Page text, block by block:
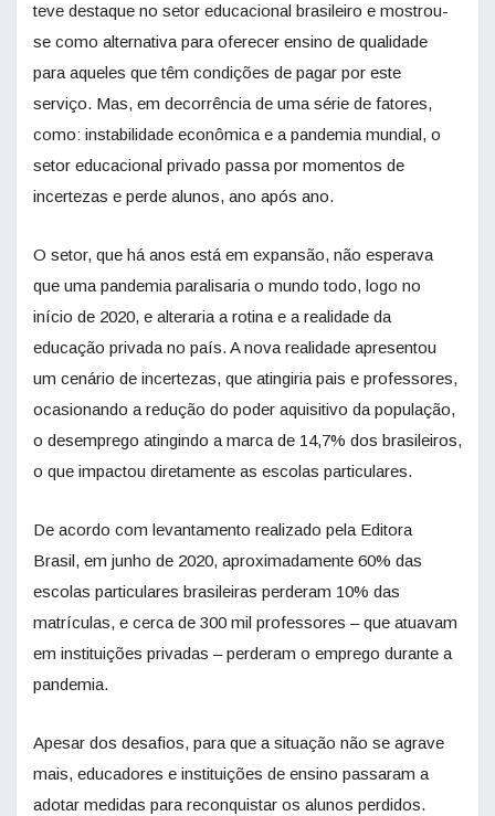
teve destaque no setor educacional brasileiro e mostrou-
se como alternativa para oferecer ensino de qualidade
para aqueles que têm condições de pagar por este
serviço. Mas, em decorrência de uma série de fatores,
como: instabilidade econômica e a pandemia mundial, o
setor educacional privado passa por momentos de
incertezas e perde alunos, ano após ano.
O setor, que há anos está em expansão, não esperava
que uma pandemia paralisaria o mundo todo, logo no
início de 2020, e alteraria a rotina e a realidade da
educação privada no país. A nova realidade apresentou
um cenário de incertezas, que atingiria pais e professores,
ocasionando a redução do poder aquisitivo da população,
o desemprego atingindo a marca de 14,7% dos brasileiros,
o que impactou diretamente as escolas particulares.
De acordo com levantamento realizado pela Editora
Brasil, em junho de 2020, aproximadamente 60% das
escolas particulares brasileiras perderam 10% das
matrículas, e cerca de 300 mil professores – que atuavam
em instituições privadas – perderam o emprego durante a
pandemia.
Apesar dos desafios, para que a situação não se agrave
mais, educadores e instituições de ensino passaram a
adotar medidas para reconquistar os alunos perdidos.